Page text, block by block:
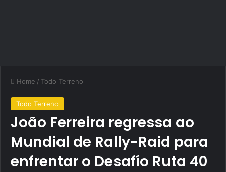
Home / Todo Terreno
Todo Terreno
João Ferreira regressa ao
Mundial de Rally-Raid para
enfrentar o Desafío Ruta 40